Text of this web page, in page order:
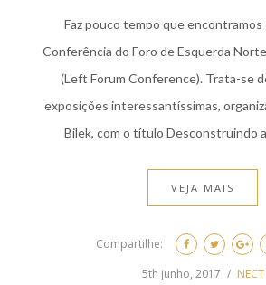
Faz pouco tempo que
Conferência do Foro de Esquerda
(Left Forum Conference). Trata-se
exposições interessantíssimas,
Bilek, com o título Desconstruindo
VEJA MAIS
Compartilhe:
5th junho, 2017
NECT